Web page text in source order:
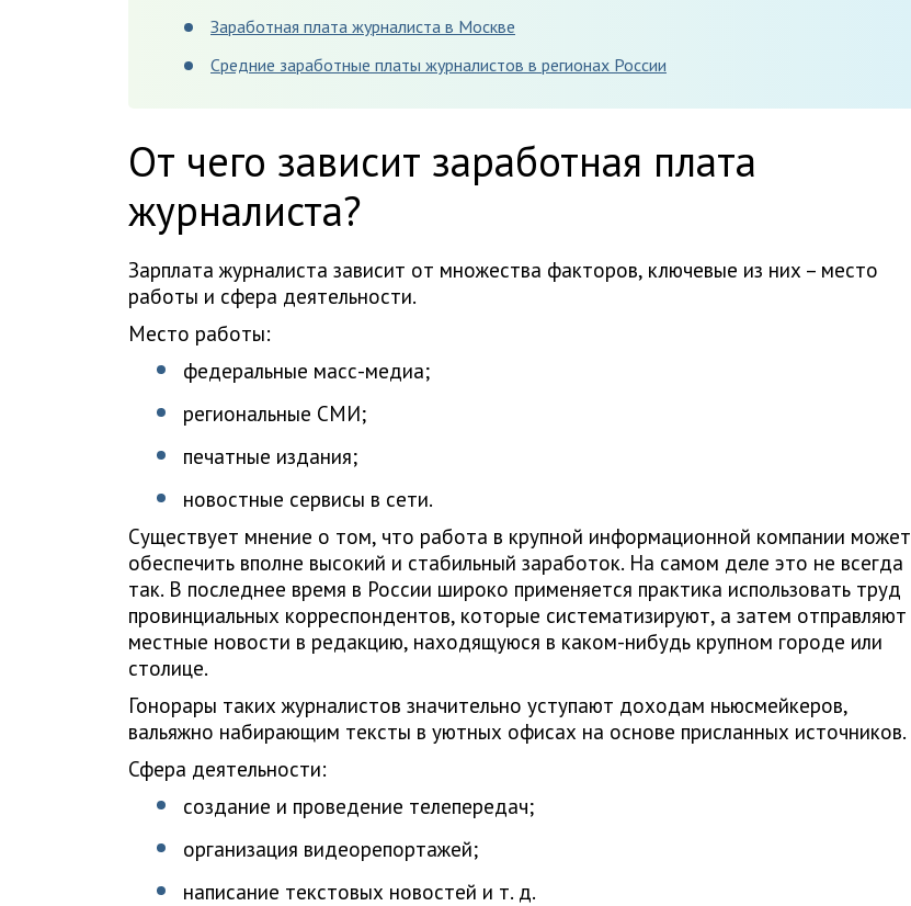
Заработная плата журналиста в Москве
Средние заработные платы журналистов в регионах России
От чего зависит заработная плата
журналиста?
Зарплата журналиста зависит от множества факторов, ключевые из них – место
работы и сфера деятельности.
Место работы:
федеральные масс-медиа;
региональные СМИ;
печатные издания;
новостные сервисы в сети.
Существует мнение о том, что работа в крупной информационной компании может
обеспечить вполне высокий и стабильный заработок. На самом деле это не всегда
так. В последнее время в России широко применяется практика использовать труд
провинциальных корреспондентов, которые систематизируют, а затем отправляют
местные новости в редакцию, находящуюся в каком-нибудь крупном городе или
столице.
Гонорары таких журналистов значительно уступают доходам ньюсмейкеров,
вальяжно набирающим тексты в уютных офисах на основе присланных источников.
Сфера деятельности:
создание и проведение телепередач;
организация видеорепортажей;
написание текстовых новостей и т. д.